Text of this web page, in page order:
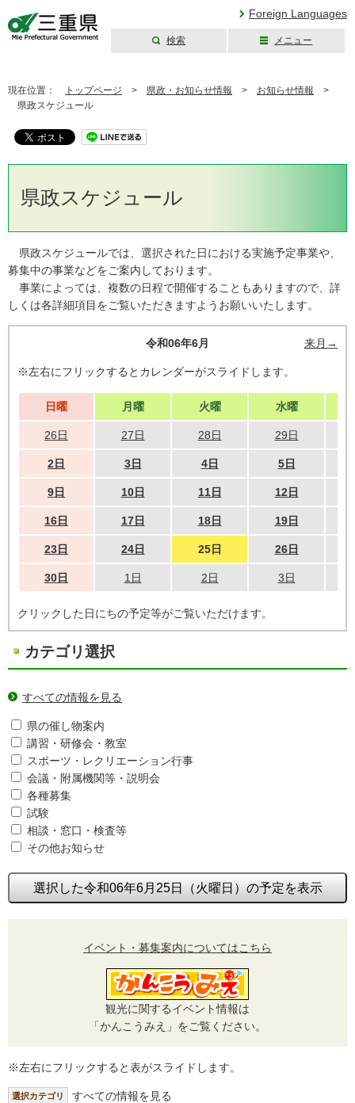
Foreign Languages
検索 メニュー
現在位置： トップページ > 県政・お知らせ情報 > お知らせ情報 >
県政スケジュール
県政スケジュール
県政スケジュールでは、選択された日における実施予定事業や、
募集中の事業などをご案内しております。
事業によっては、複数の日程で開催することもありますので、詳
しくは各詳細項目をご覧いただきますようお願いいたします。
令和06年6月 来月→
※左右にフリックするとカレンダーがスライドします。
日曜 月曜 火曜 水曜
26日 27日 28日 29日
2日 3日 4日 5日
9日 10日 11日 12日
16日 17日 18日 19日
23日 24日 25日 26日
30日 1日 2日 3日
クリックした日にちの予定等がご覧いただけます。
カテゴリ選択
すべての情報を見る
県の催し物案内
講習・研修会・教室
スポーツ・レクリエーション行事
会議・附属機関等・説明会
各種募集
試験
相談・窓口・検査等
その他お知らせ
選択した令和06年6月25日（火曜日）の予定を表示
イベント・募集案内についてはこちら
観光に関するイベント情報は
「かんこうみえ」をご覧ください。
※左右にフリックすると表がスライドします。
選択カテゴリ すべての情報を見る